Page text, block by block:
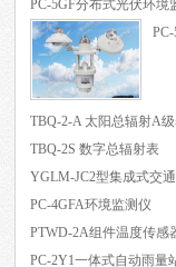
PC-5GF分布式光伏环境
TBQ-2-A 太阳总辐射A
TBQ-2S 数字总辐射表
YGLM-JC2型集成式交
PC-4GFA环境监测仪
PTWD-2A组件温度传感
PC-2Y1一体式自动雨量